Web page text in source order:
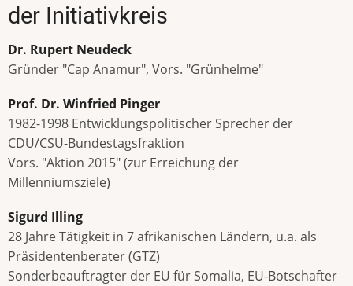
der Initiativkreis
Dr. Rupert Neudeck
Gründer "Cap Anamur", Vors. "Grünhelme"
Prof. Dr. Winfried Pinger
1982-1998 Entwicklungspolitischer Sprecher der
CDU/CSU-Bundestagsfraktion
Vors. "Aktion 2015" (zur Erreichung der
Millenniumsziele)
Sigurd Illing
28 Jahre Tätigkeit in 7 afrikanischen Ländern, u.a. als
Präsidentenberater (GTZ)
Sonderbeauftragter der EU für Somalia, EU-Botschafter